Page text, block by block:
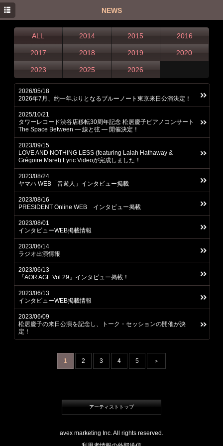
NEWS
ALL 2014 2015 2016
2017 2018 2019 2020
2023 2025 2026
2026/05/18
2026年7月、約一年ぶりとなるブルーノート東京来日公演決定！
2025/10/21
タワーレコード渋谷店移転30周年記念 松居慶子ピアノコンサート
The Space Between — 線と弦 — 開催決定！
2023/09/15
LOVE AND NOTHING LESS (featuring Lalah Hathaway &
Grégoire Maret) Lyric Videoが完成しました！
2023/08/24
ヤマハ WEB「音遊人」インタビュー掲載
2023/08/16
PRESIDENT Online WEB インタビュー掲載
2023/08/01
インタビューWEB掲載情報
2023/06/14
ラジオ出演情報
2023/06/13
『AOR AGE Vol.29』インタビュー掲載！
2023/06/13
インタビューWEB掲載情報
2023/06/09
松居慶子の来日公演を記念し、トーク・セッションの開催が決
定！
1 2 3 4 5 ＞
アーティストトップ
avex marketing Inc. All rights reserved.
NEWS
DISCOGRAPHY
INSTAGRAM